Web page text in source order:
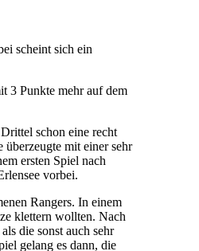
scheint sich ein
3 Punkte mehr auf dem
schon eine recht
mit einer sehr
ersten Spiel nach
vorbei.
Rangers. In einem
klettern wollten. Nach
die sonst auch sehr
gelang es dann, die